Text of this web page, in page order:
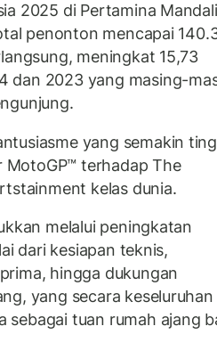
2025 di Pertamina
penonton mencapai
meningkat 15,73
dan 2023 yang masing-
yang semakin
MotoGP™ terhadap The
kelas dunia.
melalui peningkatan
dari kesiapan teknis,
hingga dukungan
yang secara keseluruhan
sebagai tuan rumah ajang